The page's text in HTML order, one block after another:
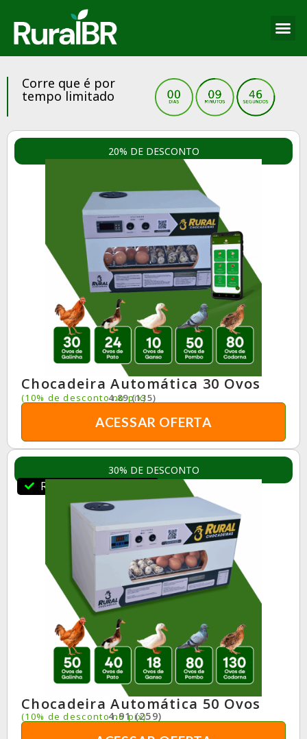
Corre que é por
tempo limitado
20% DE DESCONTO
Chocadeira Automática 30 Ovos
4.89 (135)
(10% de desconto no pix)
ACESSAR OFERTA
30% DE DESCONTO
RuralBR Indica
Chocadeira Automática 50 Ovos
4.91 (259)
(10% de desconto no pix)